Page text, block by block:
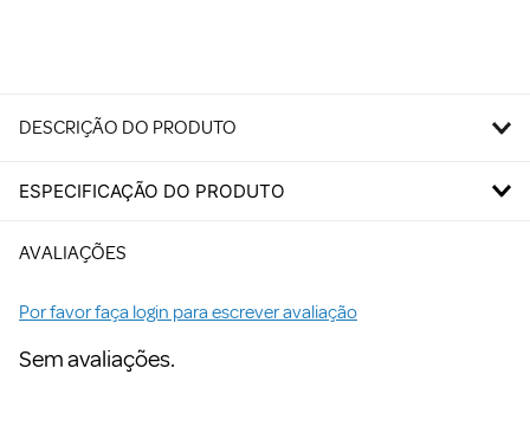
DESCRIÇÃO DO PRODUTO
ESPECIFICAÇÃO DO PRODUTO
AVALIAÇÕES
Por favor faça login para escrever avaliação
Sem avaliações.